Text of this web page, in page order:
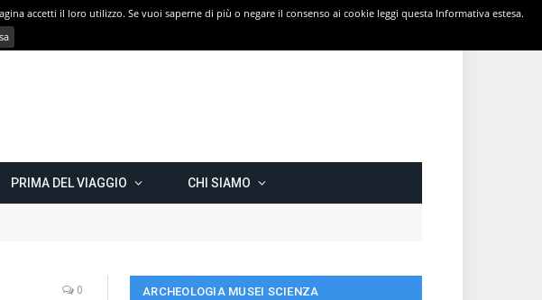
PRIMA DEL VIAGGIO CHI SIAMO
0 ARCHEOLOGIA MUSEI SCIENZA
accetti il loro utilizzo. Se vuoi saperne di più o negare il consenso ai cookie leggi questa Informativa estesa.